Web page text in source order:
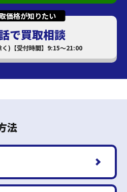
価格が知りたい
で買取相談
)【受付時間】9:15～21:00
法